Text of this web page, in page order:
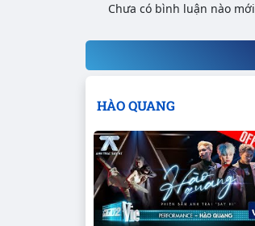
Chưa có bình luận nào mới
HÀO QUANG